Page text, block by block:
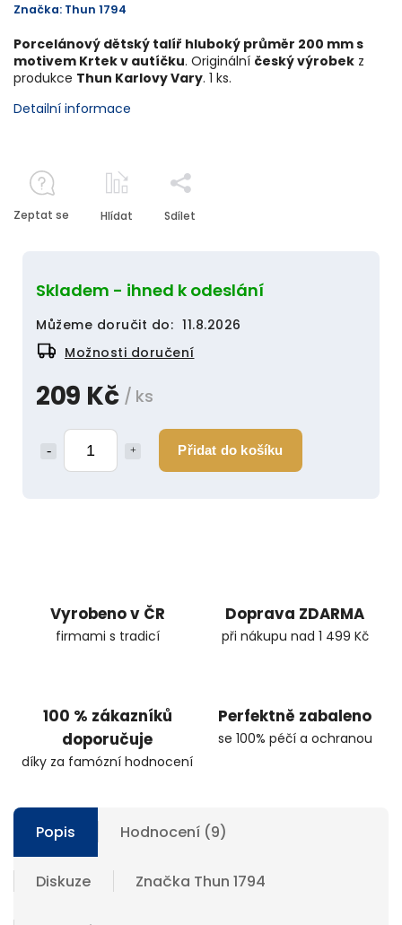
Značka: Thun 1794
209 Kč / ks
Přidat do košíku
Skladem - ihned k odeslání
Můžeme doručit do: 11.8.2026
Možnosti doručení
Porcelánový dětský talíř hluboký průměr 200 mm s
motivem Krtek v autíčku. Originální český výrobek z
produkce Thun Karlovy Vary. 1 ks.
Detailní informace
Zeptat se Hlídat Sdílet
Vyrobeno v ČR
firmami s tradicí
Doprava ZDARMA
při nákupu nad 1 499 Kč
100 % zákazníků
doporučuje
díky za famózní hodnocení
Perfektně zabaleno
se 100% péčí a ochranou
Popis Hodnocení (9)
Diskuze Značka Thun 1794